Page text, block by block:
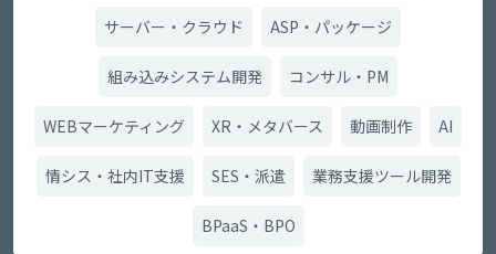
サーバー・クラウド ASP・パッケージ
組み込みシステム開発 コンサル・PM
WEBマーケティング XR・メタバース 動画制作 AI
情シス・社内IT支援 SES・派遣 業務支援ツール開発
BPaaS・BPO